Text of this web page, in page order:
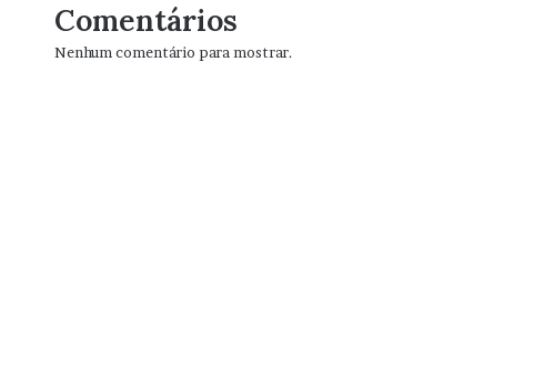
Comentários
Nenhum comentário para mostrar.